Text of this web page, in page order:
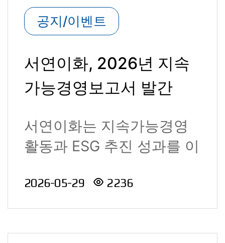
공지/이벤트
서연이화, 2026년 지속
가능경영보고서 발간
서연이화는 지속가능경영
활동과 ESG 추진 성과를 이
개하기 위해 세 번..
2026-05-29 2236